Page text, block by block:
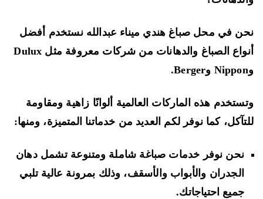
في محل صباغ هندي ميناء عبدالله نستخدم أفضل
أنواع الصباغ والدهانات من شركات معروفة مثل Dulux
هذه الماركات العالمية ألوانًا زاهية ومقاومة
كما نوفر لكم العديد من خدماتنا المتميزة، ومنها:
نحن نوفر خدمات صباغة شاملة ومتنوعة تشمل دهان
الجدران والأبواب والأسقف، وذلك بمرونة عالية تلبي
جميع احتياجاتك.